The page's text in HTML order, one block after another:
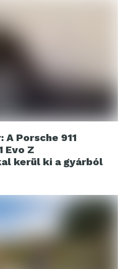
Porsche 911
Evo Z
kerül ki a gyárból